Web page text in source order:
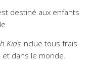
destiné aux enfants
Kidsinclue tous frais
dans le monde.